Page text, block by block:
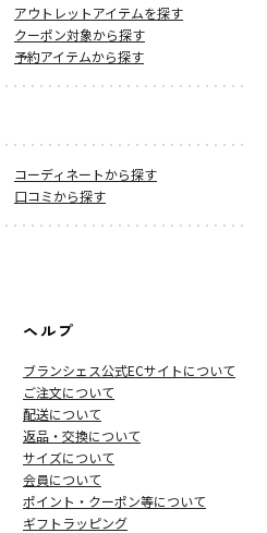
アウトレットアイテムを探す
クーポン対象から探す
予約アイテムから探す
コーディネートから探す
口コミから探す
ヘルプ
ブランシェス公式ECサイトについて
ご注文について
配送について
返品・交換について
サイズについて
会員について
ポイント・クーポン等について
ギフトラッピング